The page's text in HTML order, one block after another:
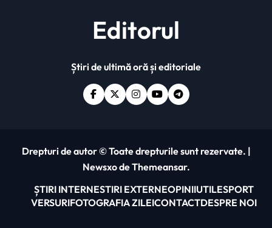
Editorul
Știri de ultimă oră și editoriale
Drepturi de autor © Toate drepturile sunt rezervate. |
NewsxodeThemeansar.
ȘTIRI INTERNESTIRI EXTERNEOPINIIUTILESPORT
VERSURIFOTOGRAFIA ZILEICONTACTDESPRE NOI